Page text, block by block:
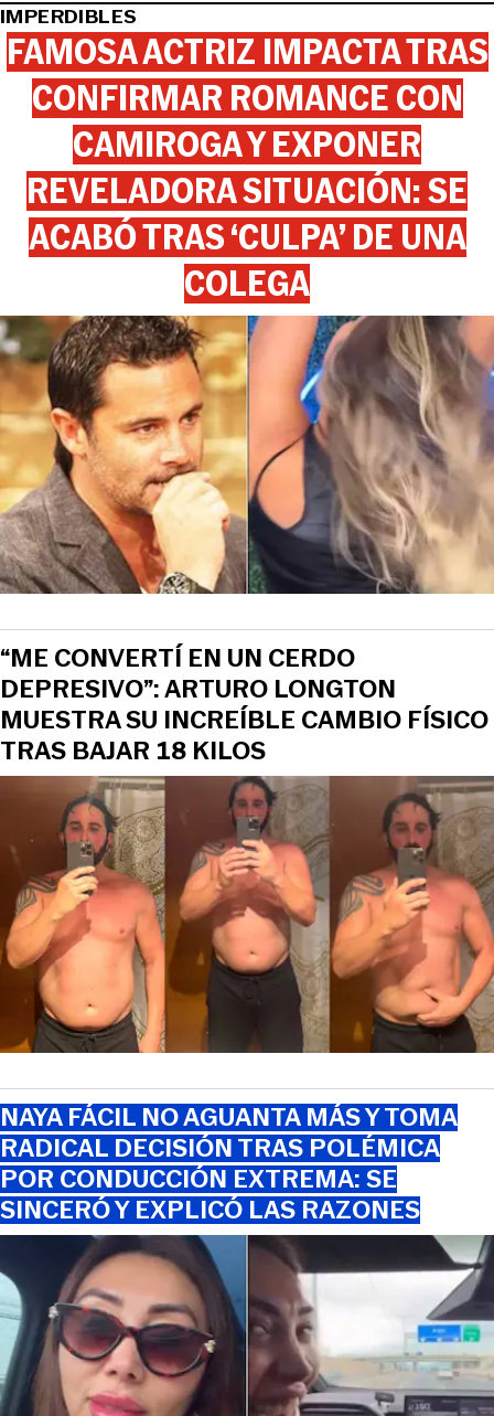
IMPERDIBLES
FAMOSA ACTRIZ IMPACTA TRAS
CONFIRMAR ROMANCE CON
CAMIROGA Y EXPONER
REVELADORA SITUACIÓN: SE
ACABÓ TRAS ‘CULPA’ DE UNA
COLEGA
“ME CONVERTÍ EN UN CERDO
DEPRESIVO”: ARTURO LONGTON
MUESTRA SU INCREÍBLE CAMBIO FÍSICO
TRAS BAJAR 18 KILOS
NAYA FÁCIL NO AGUANTA MÁS Y TOMA
RADICAL DECISIÓN TRAS POLÉMICA
POR CONDUCCIÓN EXTREMA: SE
SINCERÓ Y EXPLICÓ LAS RAZONES